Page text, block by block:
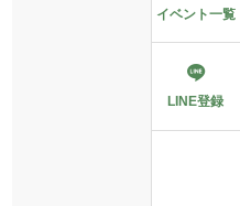
イベント一覧
LINE登録